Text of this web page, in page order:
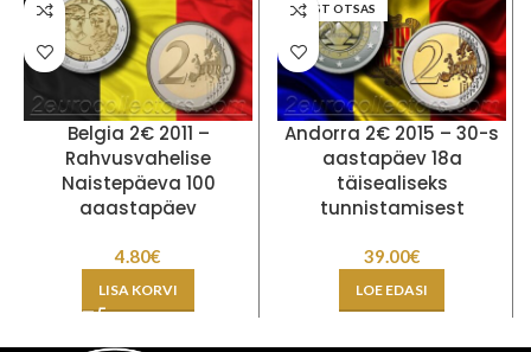
Belgia 2€ 2011 –
Rahvusvahelise
Naistepäeva 100
aaastapäev
4.80€
LISA KORVI
LAOST OTSAS
Andorra 2€ 2015 – 30-s
aastapäev 18a
täisealiseks
tunnistamisest
39.00€
LOE EDASI